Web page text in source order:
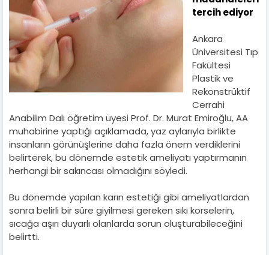
tercih ediyor
Ankara
Üniversitesi Tıp
Fakültesi
Plastik ve
Rekonstrüktif
Cerrahi
Anabilim Dalı öğretim üyesi Prof. Dr. Murat Emiroğlu, AA
muhabirine yaptığı açıklamada, yaz aylarıyla birlikte
insanların görünüşlerine daha fazla önem verdiklerini
belirterek, bu dönemde estetik ameliyatı yaptırmanın
herhangi bir sakıncası olmadığını söyledi.
Bu dönemde yapılan karın estetiği gibi ameliyatlardan
sonra belirli bir süre giyilmesi gereken sıkı korselerin,
sıcağa aşırı duyarlı olanlarda sorun oluşturabileceğini
belirtti.